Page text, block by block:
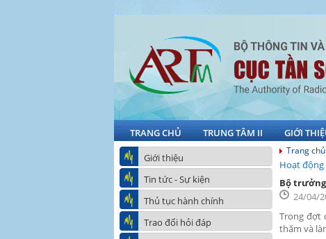
TRANG CHỦ TRUNG TÂM II GIỚI
Giới thiệu
Tin tức - Sự kiện
Thủ tục hành chính
Trao đổi hỏi đáp
Trang chủ
Hoạt động
Bộ
24/04/
Trong đợt
thăm và